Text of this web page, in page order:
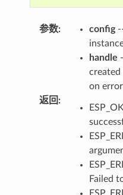
参数: config
handle
created
on error
返回 :
Failed